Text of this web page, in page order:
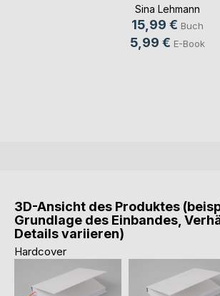
Sina Lehmann
15,99 € Buch
5,99 € E-Book
3D-Ansicht des Produktes
Grundlage des Einbandes,
Details variieren)
Hardcover